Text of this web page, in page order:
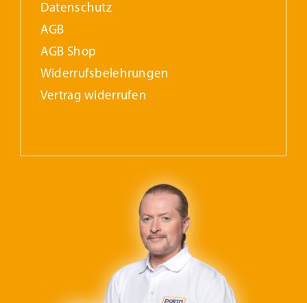
Datenschutz
AGB
AGB Shop
Widerrufs­belehrungen
Vertrag widerrufen